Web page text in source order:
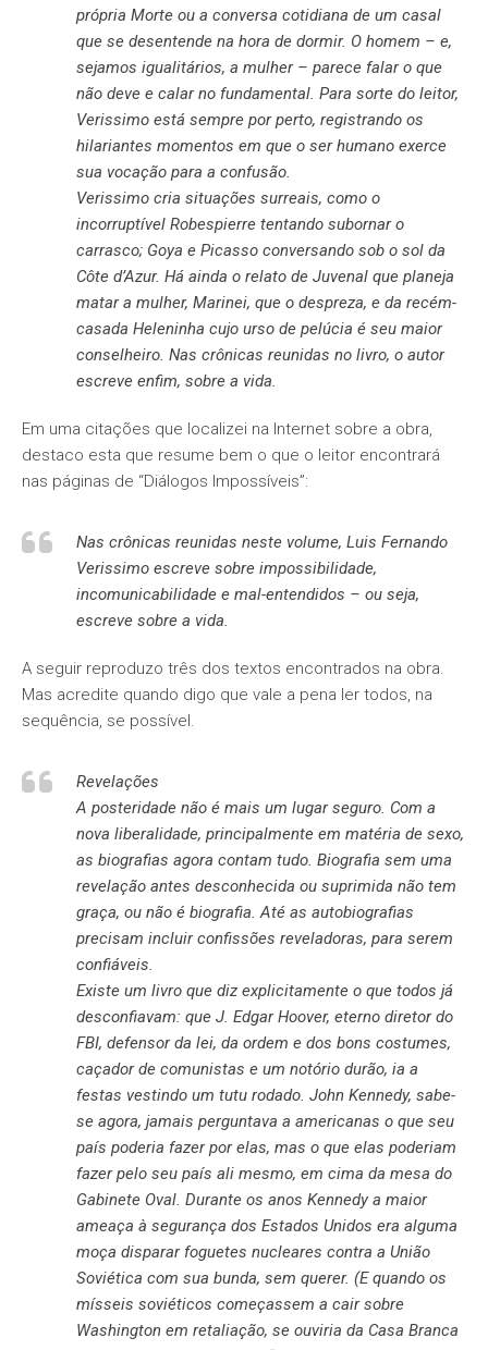
própria Morte ou a conversa cotidiana de um casal
que se desentende na hora de dormir. O homem – e,
sejamos igualitários, a mulher – parece falar o que
não deve e calar no fundamental. Para sorte do leitor,
Verissimo está sempre por perto, registrando os
hilariantes momentos em que o ser humano exerce
sua vocação para a confusão.
Verissimo cria situações surreais, como o
incorruptível Robespierre tentando subornar o
carrasco; Goya e Picasso conversando sob o sol da
Côte d’Azur. Há ainda o relato de Juvenal que planeja
matar a mulher, Marinei, que o despreza, e da recém-
casada Heleninha cujo urso de pelúcia é seu maior
conselheiro. Nas crônicas reunidas no livro, o autor
escreve enfim, sobre a vida.
Em uma citações que localizei na Internet sobre a obra,
destaco esta que resume bem o que o leitor encontrará
nas páginas de “Diálogos Impossíveis”:
Nas crônicas reunidas neste volume, Luis Fernando
Verissimo escreve sobre impossibilidade,
incomunicabilidade e mal-entendidos – ou seja,
escreve sobre a vida.
A seguir reproduzo três dos textos encontrados na obra.
Mas acredite quando digo que vale a pena ler todos, na
sequência, se possível.
Revelações
A posteridade não é mais um lugar seguro. Com a
nova liberalidade, principalmente em matéria de sexo,
as biografias agora contam tudo. Biografia sem uma
revelação antes desconhecida ou suprimida não tem
graça, ou não é biografia. Até as autobiografias
precisam incluir confissões reveladoras, para serem
confiáveis.
Existe um livro que diz explicitamente o que todos já
desconfiavam: que J. Edgar Hoover, eterno diretor do
FBI, defensor da lei, da ordem e dos bons costumes,
caçador de comunistas e um notório durão, ia a
festas vestindo um tutu rodado. John Kennedy, sabe-
se agora, jamais perguntava a americanas o que seu
país poderia fazer por elas, mas o que elas poderiam
fazer pelo seu país ali mesmo, em cima da mesa do
Gabinete Oval. Durante os anos Kennedy a maior
ameaça à segurança dos Estados Unidos era alguma
moça disparar foguetes nucleares contra a União
Soviética com sua bunda, sem querer. (E quando os
mísseis soviéticos começassem a cair sobre
Washington em retaliação, se ouviria da Casa Branca